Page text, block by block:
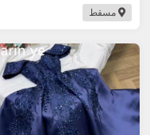
مسقط